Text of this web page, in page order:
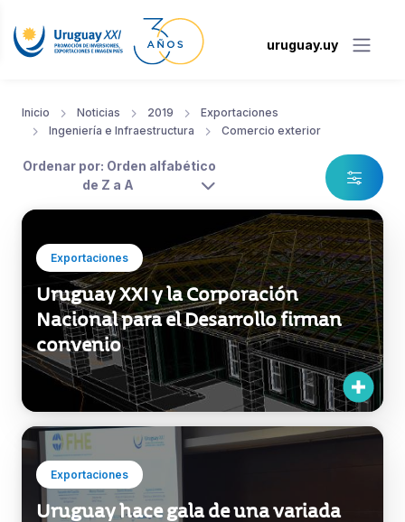
uruguay.uy
Inicio Noticias 2019
Exportaciones
Ingeniería e Infraestructura
Comercio exterior
Ordenar por: Orden alfabético
de Z a A
Exportaciones
Uruguay XXI y la Corporación
Nacional para el Desarrollo firman
convenio
Exportaciones
Uruguay hace gala de una variada